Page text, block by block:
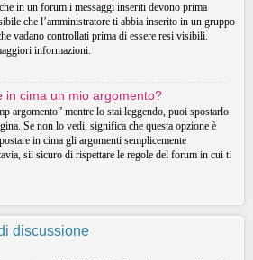
in un forum i messaggi inseriti devono prima
che l’amministratore ti abbia inserito in un gruppo
vadano controllati prima di essere resi visibili.
informazioni.
in cima un mio argomento?
argomento” mentre lo stai leggendo, puoi spostarlo
Se non lo vedi, significa che questa opzione è
in cima gli argomenti semplicemente
sii sicuro di rispettare le regole del forum in cui ti
discussione